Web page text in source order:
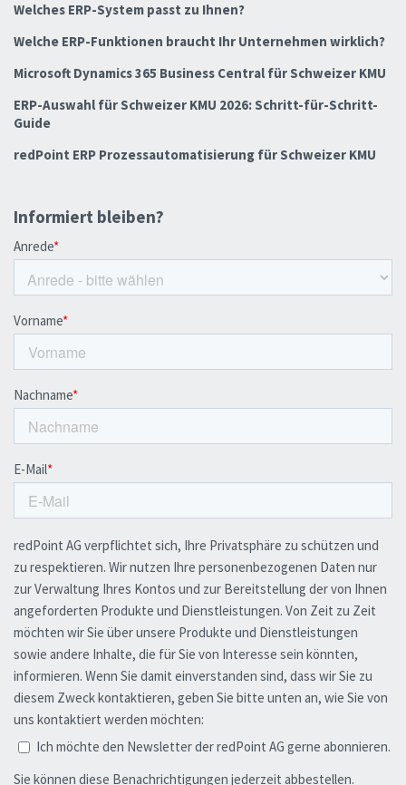
Welches ERP-System passt zu Ihnen?
Welche ERP-Funktionen braucht Ihr Unternehmen wirklich?
Microsoft Dynamics 365 Business Central für Schweizer KMU
ERP-Auswahl für Schweizer KMU 2026: Schritt-für-Schritt-
Guide
redPoint ERP Prozessautomatisierung für Schweizer KMU
Informiert bleiben?